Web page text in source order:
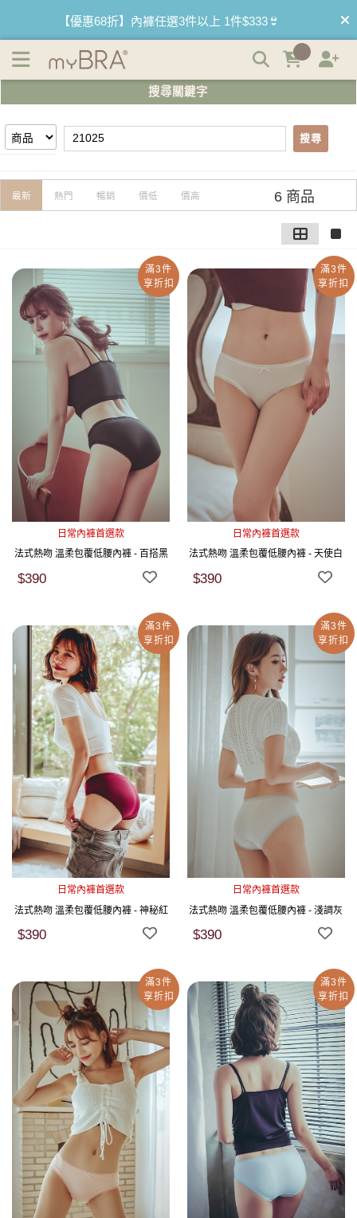
【優惠68折】內褲任選3件以上 1件$333👙
【買內衣免運費】台灣滿1200運費0元🚛
【首購優惠】新客最高可折$150再免運❗
【夏日滿額贈】把衣物壓縮收納袋回家 🌞
【父親節快樂】男內褲5件$999🧔
搜尋關鍵字
搜尋
最新 熱門 暢銷 價低 價高 6 商品
滿3件
享折扣
日常內褲首選款
法式熱吻 溫柔包覆低腰內褲 - 百搭黑
$390
滿3件
享折扣
日常內褲首選款
法式熱吻 溫柔包覆低腰內褲 - 天使白
$390
滿3件
享折扣
日常內褲首選款
法式熱吻 溫柔包覆低腰內褲 - 神秘紅
$390
滿3件
享折扣
日常內褲首選款
法式熱吻 溫柔包覆低腰內褲 - 淺調灰
$390
滿3件
享折扣
滿3件
享折扣